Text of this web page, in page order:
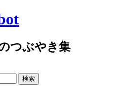
つぶやき集